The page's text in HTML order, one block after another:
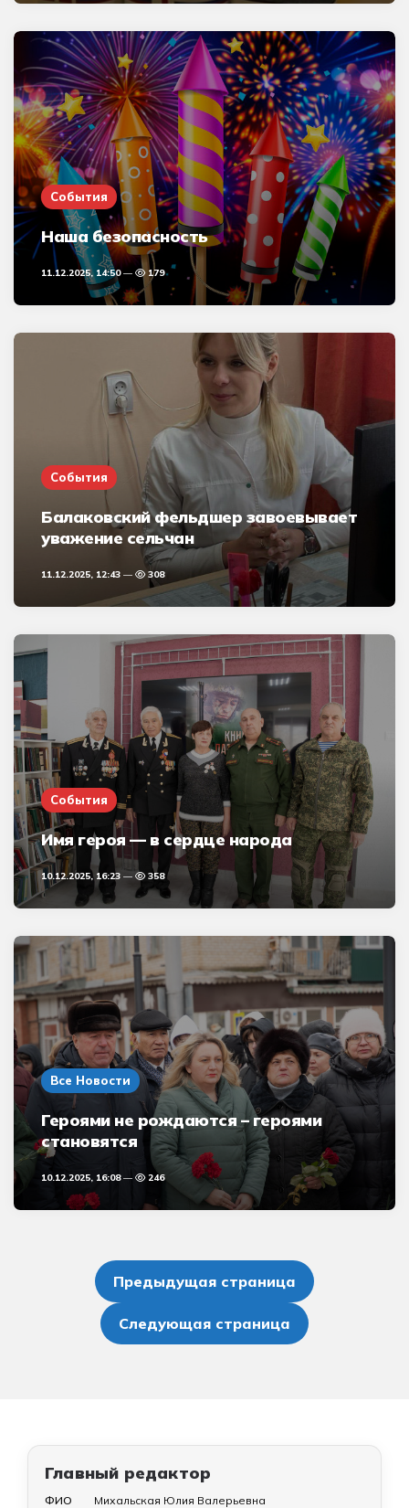
События
Наша безопасность
11.12.2025, 14:50 179
События
Балаковский фельдшер завоевывает
уважение сельчан
11.12.2025, 12:43 308
События
Имя героя — в сердце народа
10.12.2025, 16:23 358
Все Новости
Героями не рождаются – героями
становятся
10.12.2025, 16:08 246
записейПредыдущая страница
Следующая страница
Главный редактор
ФИО
Михальская Юлия Валерьевна